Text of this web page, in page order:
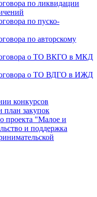
по ликвидации
по пуско-
по авторскому
о ТО ВКГО в МКД
о ТО ВДГО в ИЖД
конкурсов
план закупок
проекта "Малое и
и поддержка